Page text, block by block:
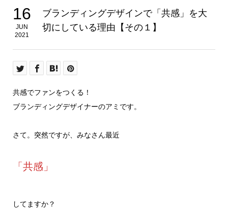
16
JUN
2021
ブランディングデザインで「共感」を大
切にしている理由【その１】
共感でファンをつくる！
ブランディングデザイナーのアミです。
さて。突然ですが、みなさん最近
「共感」
してますか？